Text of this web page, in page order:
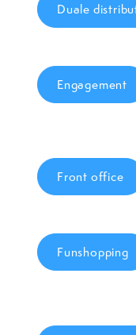
Duale
Engagement
Front office
Funshopping